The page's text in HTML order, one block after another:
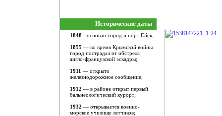
Исторические даты
1848 - основан город и порт Ейск;
1855 — во время Крымской войны
город пострадал от обстрела
англо-французской эскадры;
1911 — открыто
железнодорожное сообщение;
1912 — в районе открыт первый
бальнеологический курорт;
1932 — открывается военно-
морское училище летчиков;